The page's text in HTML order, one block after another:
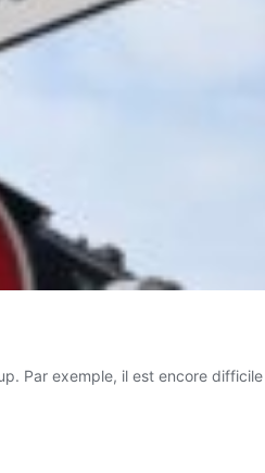
Par exemple, il est encore